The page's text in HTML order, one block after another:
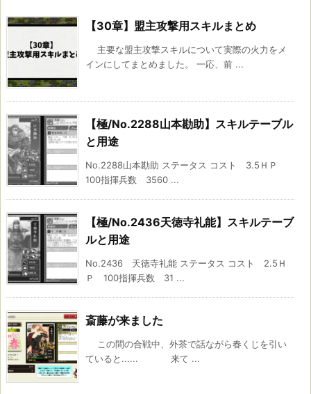
【30章】盟主攻撃用スキルまとめ
主要な盟主攻撃スキルについて実際の火力をメ
インにしてまとめました。 一応、前 ...
【極/No.2288山本勘助】スキルテーブル
と用途
No.2288山本勘助 ステータス コスト 3.5ＨＰ
100指揮兵数 3560 ...
【極/No.2436天徳寺礼能】スキルテーブ
ルと用途
No.2436 天徳寺礼能 ステータス コスト 2.5Ｈ
Ｐ 100指揮兵数 31 ...
斎藤が来ました
この間の合戦中、外茶で話ながら春くじを引い
ていると...... 来て ...